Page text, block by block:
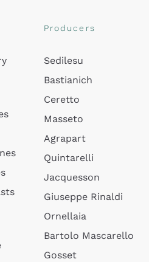
Producers
Sedilesu
Bastianich
Ceretto
Masseto
Agrapart
Quintarelli
Jacquesson
Giuseppe Rinaldi
Ornellaia
Bartolo Mascarello
Gosset